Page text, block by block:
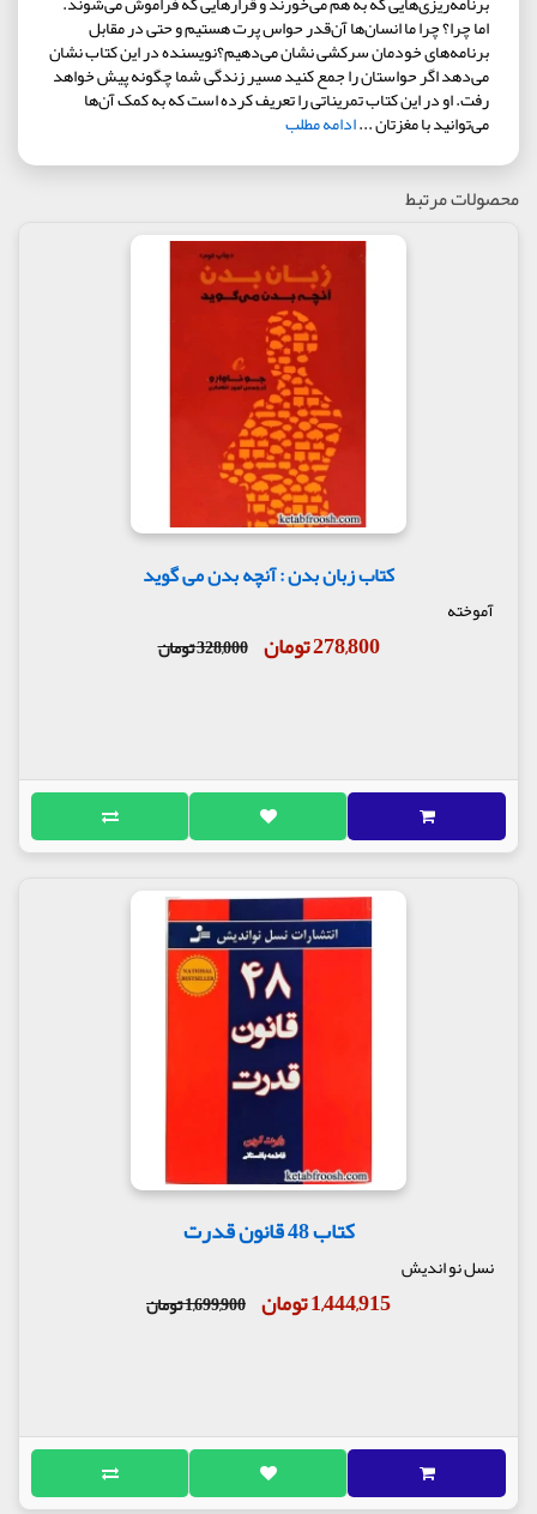
اما چرا؟ چرا ما انسان‌ها آن‌قدر حواس پرت هستیم و حتی در مقابل
برنامه‌های خودمان سرکشی نشان می‌دهیم؟نویسنده در این کتاب نشان
می‌دهد اگر حواستان را جمع کنید مسیر زندگی شما چگونه پیش خواهد
رفت. او در این کتاب تمریناتی را تعریف کرده است که به کمک آن‌ها
می‌توانید با مغزتان ...ادامه مطلب
محصولات مرتبط
کتاب زبان بدن : آنچه بدن می گوید
آموخته
278,800 تومان 328,000 تومان
کتاب 48 قانون قدرت
نسل نو اندیش
1,444,915 تومان 1,699,900 تومان